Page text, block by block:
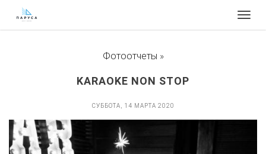
Фотоотчеты »
KARAOKE NON STOP
СУББОТА, 14 МАРТА 2020